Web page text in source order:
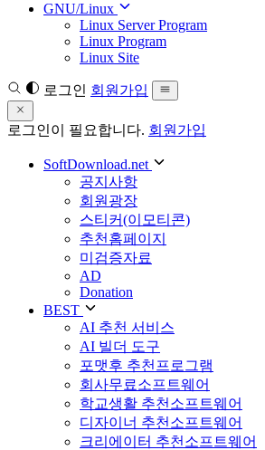
GNU/Linux
Linux Server Program
Linux Program
Linux Site
로그인 회원가입
로그인이 필요합니다. 회원가입
SoftDownload.net
공지사항
회원광장
스티커(이모티콘)
추천홈페이지
미검증자료
AD
Donation
BEST
AI 추천 서비스
AI 빌더 도구
포맷후 추천프로그램
회사무료소프트웨어
학교생활 추천소프트웨어
디자이너 추천소프트웨어
크리에이터 추천소프트웨어